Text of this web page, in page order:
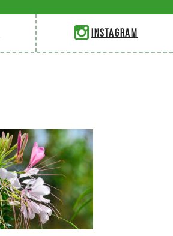
Instagram